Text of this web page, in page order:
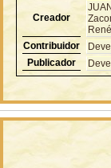
Creador
Contribuidor
Publicador